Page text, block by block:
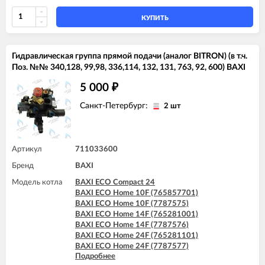
BAXI FOURTECH 24 (CSB)
BAXI FOURTECH 24 (CSR)
BAXI FOURTECH 24 F (CSB)
КУПИТЬ
Гидравлическая группа прямой подачи (аналог BITRON) (в т.ч.
Поз. №№ 340,128, 99,98, 336,114, 132, 131, 763, 92, 600) BAXI
5 000 ₽
Санкт-Петербург: 2 шт
Артикул 711033600
Бренд BAXI
Модель котла
BAXI ECO Compact 24
BAXI ECO Home 10F (765857701)
BAXI ECO Home 10F (7787575)
BAXI ECO Home 14F (765281001)
BAXI ECO Home 14F (7787576)
BAXI ECO Home 24F (765281101)
BAXI ECO Home 24F (7787577)
BAXI ECO-5 Compact 24
Подробнее